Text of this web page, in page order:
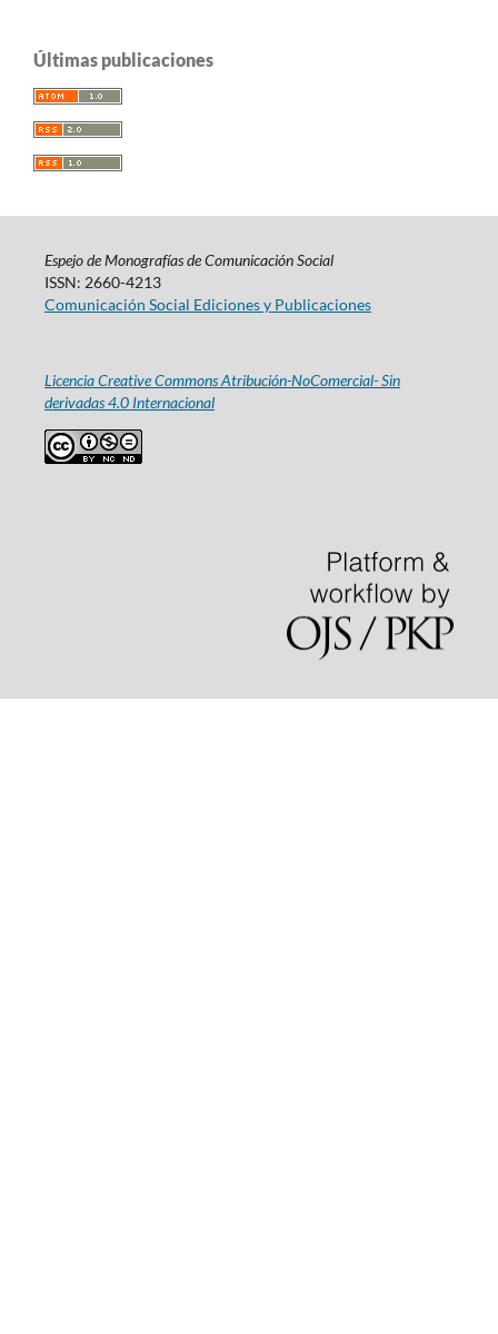
Últimas publicaciones
Espejo de Monografías de Comunicación Social
ISSN: 2660-4213
Comunicación Social Ediciones y Publicaciones
Licencia Creative Commons Atribución-NoComercial- Sin
derivadas 4.0 Internacional